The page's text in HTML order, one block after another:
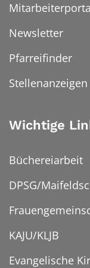
Newsletter
Pfarreifinder
Stellenanzeigen
Wichtige
Büchereiarbeit
DPSG/
KAJU/KLJB
Evangelische